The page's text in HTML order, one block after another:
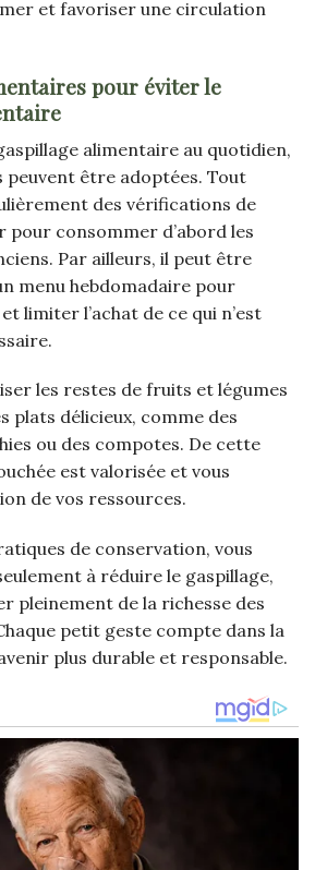
et favoriser une circulation
pour éviter le
alimentaire au quotidien,
peuvent être adoptées. Tout
des vérifications de
consommer d’abord les
Par ailleurs, il peut être
menu hebdomadaire pour
limiter l’achat de ce qui n’est
les restes de fruits et légumes
plats délicieux, comme des
ou des compotes. De cette
est valorisée et vous
de vos ressources.
de conservation, vous
à réduire le gaspillage,
pleinement de la richesse des
petit geste compte dans la
plus durable et responsable.